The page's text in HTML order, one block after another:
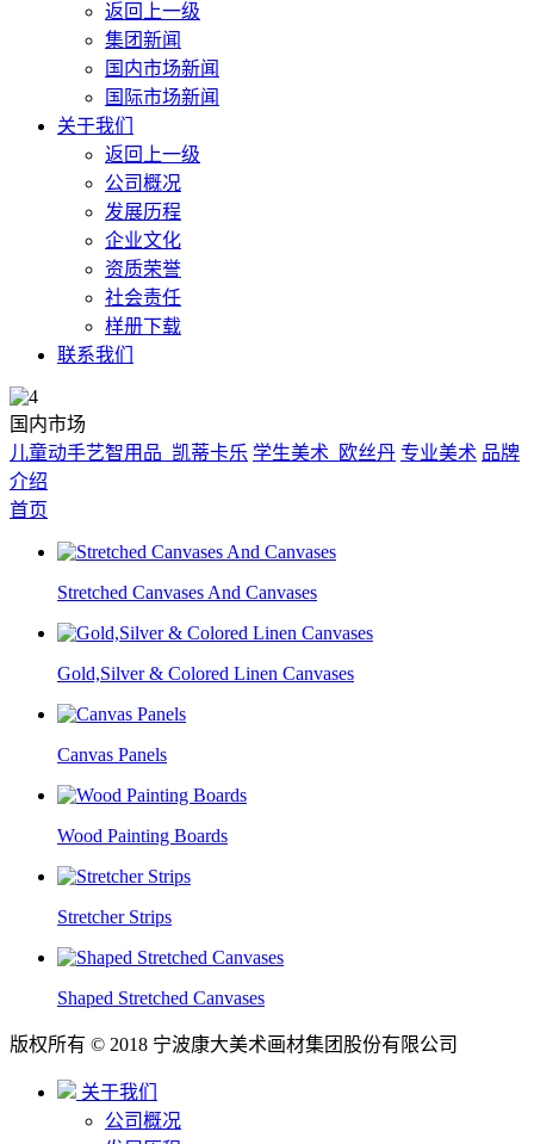
返回上一级
集团新闻
国内市场新闻
国际市场新闻
关于我们
返回上一级
公司概况
发展历程
企业文化
资质荣誉
社会责任
样册下载
联系我们
国内市场
儿童动手艺智用品_凯蒂卡乐 学生美术_欧丝丹 专业美术 品牌
介绍
首页
Stretched Canvases And Canvases
Gold,Silver & Colored Linen Canvases
Canvas Panels
Wood Painting Boards
Stretcher Strips
Shaped Stretched Canvases
版权所有 © 2018 宁波康大美术画材集团股份有限公司
关于我们
公司概况